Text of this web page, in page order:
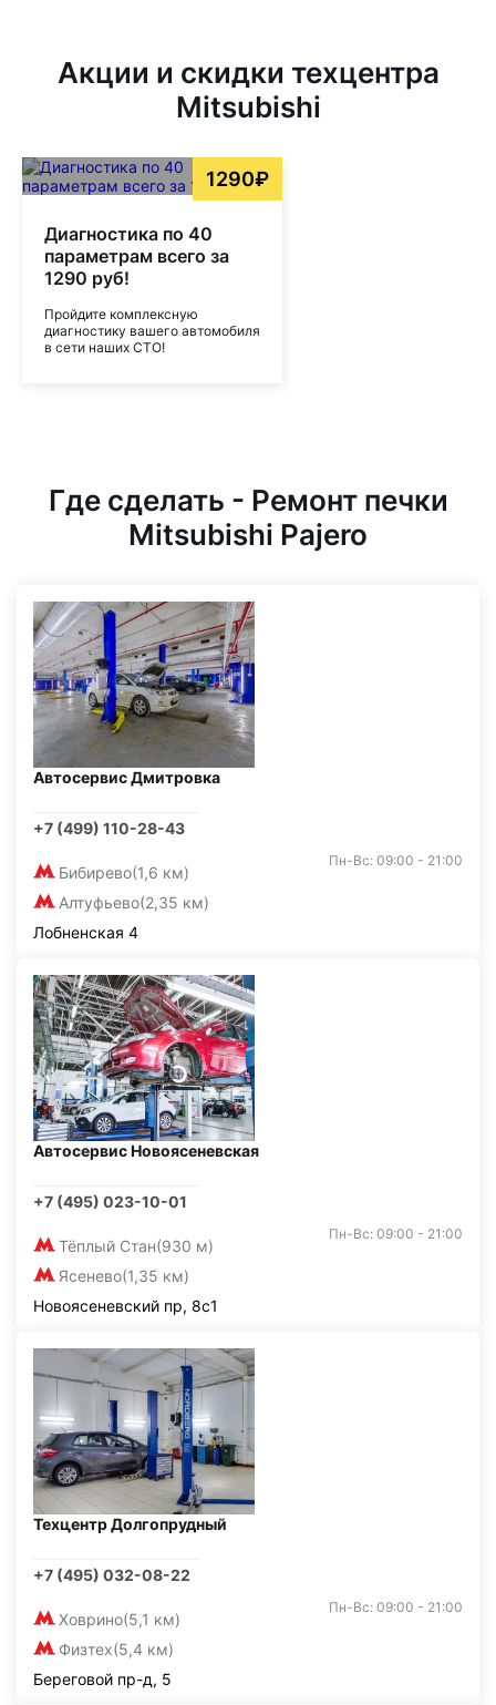
Акции и скидки техцентра
Mitsubishi
1290₽
Диагностика по 40
параметрам всего за
1290 руб!
Пройдите комплексную
диагностику вашего автомобиля
в сети наших СТО!
Где сделать - Ремонт печки
Mitsubishi Pajero
Автосервис Дмитровка
+7 (499) 110-28-43
Бибирево(1,6 км)
Алтуфьево(2,35 км)
Пн-Вс: 09:00 - 21:00
Лобненская 4
Автосервис Новоясеневская
+7 (495) 023-10-01
Тёплый Стан(930 м)
Ясенево(1,35 км)
Пн-Вс: 09:00 - 21:00
Новоясеневский пр, 8с1
Техцентр Долгопрудный
+7 (495) 032-08-22
Ховрино(5,1 км)
Физтех(5,4 км)
Пн-Вс: 09:00 - 21:00
Береговой пр-д, 5